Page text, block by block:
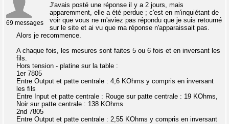
69 messages
J'avais posté une réponse il y a 2 jours, mais
apparemment, elle a été perdue ; c'est en m'inquiétant de
voir que vous ne m'aviez pas répondu que je suis retourné
sur le site et ai vu que ma réponse n'apparaissait pas.
Alors je recommence.
A chaque fois, les mesures sont faites 5 ou 6 fois et en inversant les
fils.
Hors tension - platine sur la table :
1er 7805
Entre Output et patte centrale : 4,6 KOhms y compris en inversant
les fils
Entre Input et patte centrale : Rouge sur patte centrale : 19 KOhms,
Noir sur patte centrale : 138 KOhms
2nd 7805
Entre Output et patte centrale : 2,55 KOhms y compris en inversant